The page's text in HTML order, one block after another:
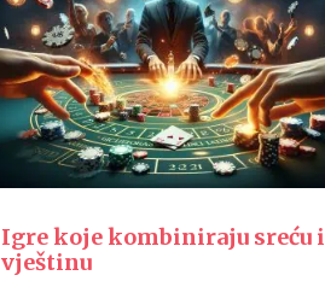
Igre koje kombiniraju sreću i
vještinu